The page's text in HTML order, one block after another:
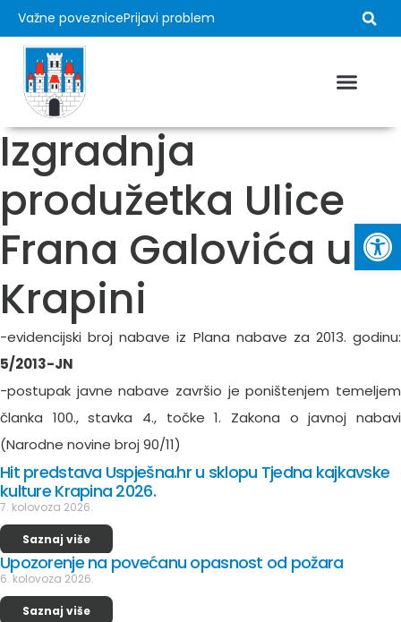
Važne poveznicePrijavi problem
Izgradnja
produžetka Ulice
Frana Galovića u
Krapini
-evidencijski broj nabave iz Plana nabave za 2013. godinu:
5/2013-JN
-postupak javne nabave završio je poništenjem temeljem
članka 100., stavka 4., točke 1. Zakona o javnoj nabavi
(Narodne novine broj 90/11)
Hit predstava Uspješna.hr u sklopu Tjedna kajkavske
kulture Krapina 2026.
7. kolovoza 2026.
Saznaj više
Upozorenje na povećanu opasnost od požara
6. kolovoza 2026.
Saznaj više